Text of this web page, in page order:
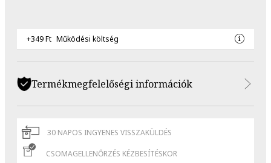
+349 Ft Működési költség
Termékmegfelelőségi információk
30 NAPOS INGYENES VISSZAKÜLDÉS
CSOMAGELLENŐRZÉS KÉZBESÍTÉSKOR